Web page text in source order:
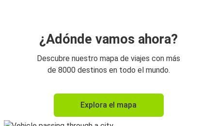
¿Adónde vamos ahora?
Descubre nuestro mapa de viajes con más
de 8000 destinos en todo el mundo.
Explora el mapa